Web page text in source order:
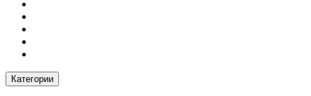
Категории